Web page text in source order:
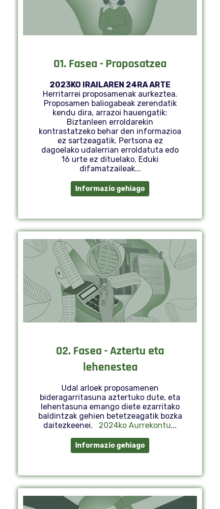
01. Fasea - Proposatzea
2023KO IRAILAREN 24RA ARTE
Herritarrei proposamenak aurkeztea.
Proposamen baliogabeak zerendatik
kendu dira, arrazoi hauengatik:
Biztanleen erroldarekin
kontrastatzeko behar den informazioa
ez sartzeagatik. Pertsona ez
dagoelako udalerrian erroldatuta edo
16 urte ez dituelako. Eduki
difamatzaileak...
Informazio gehiago
02. Fasea - Aztertu eta
lehenestea
Udal arloek proposamenen
bideragarritasuna aztertuko dute, eta
lehentasuna emango diete ezarritako
baldintzak gehien betetzeagatik bozka
daitezkeenei.
2024ko Aurrekontu...
Informazio gehiago